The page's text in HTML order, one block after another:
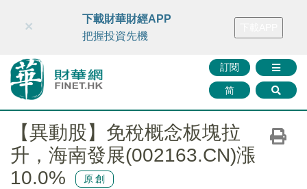
財華智庫網 FINTV FINMETA 財華證券 媒體矩陣
訂閱
简
×
下載財華財經APP
把握投資先機
【異動股】免稅概念板塊拉
升，海南發展(002163.CN)漲
10.0%
原創